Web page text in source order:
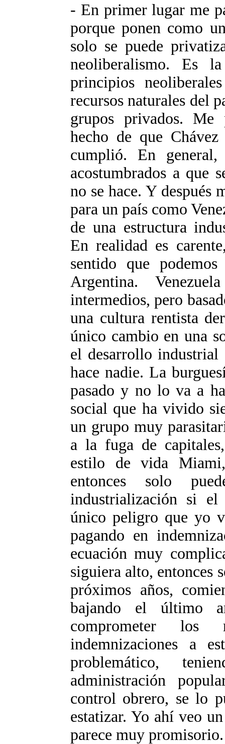
- En primer lugar me
porque ponen como
solo se puede
neoliberalismo. Es
principios
recursos naturales del
grupos privados. Me
hecho de que
cumplió. En
acostumbrados a que
no se hace. Y después
para un país como
de una estructura
En realidad es
sentido que
Argentina.
intermedios, pero
una cultura rentista
único cambio en una
el desarrollo
hace nadie. La
pasado y no lo va a
social que ha vivido
un grupo muy
a la fuga de
estilo de vida
entonces solo
industrialización si
único peligro que yo
pagando en
ecuación muy
siguiera alto, entonces
próximos años,
bajando el último
comprometer
indemnizaciones a
problemático,
administración
control obrero, se lo
estatizar. Yo ahí veo
parece muy promisorio.